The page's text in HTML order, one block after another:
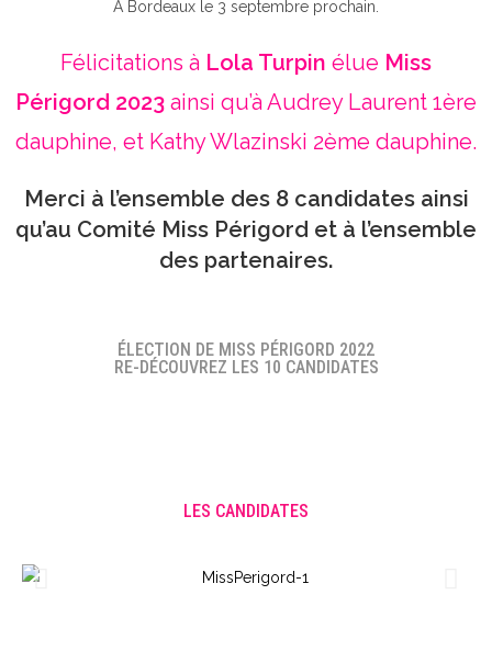
A Bordeaux le 3 septembre prochain.
Félicitations à Lola Turpin élue Miss
Périgord 2023 ainsi qu’à Audrey Laurent 1ère
dauphine, et Kathy Wlazinski 2ème dauphine.
Merci à l’ensemble des 8 candidates ainsi
qu’au Comité Miss Périgord et à l’ensemble
des partenaires.
ÉLECTION DE MISS PÉRIGORD 2022
RE-DÉCOUVREZ LES 10 CANDIDATES
LES CANDIDATES